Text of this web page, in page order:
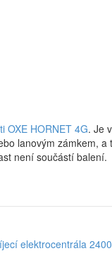
OXE HORNET 4G. Je
lanovým zámkem,
není součástí balení.